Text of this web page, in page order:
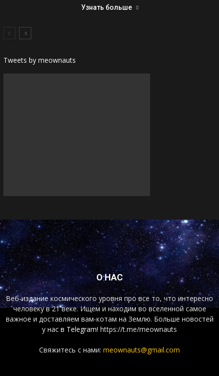
Узнать больше
Tweets by meownauts
О НАС
Веб-издание космического уровня про все то, что интересно
человеку в 21 веке. Ищем и находим во вселенной самое
важное и доставляем вам-котам на Землю. Больше новостей
у нас в Telegram! https://t.me/meownauts
Свяжитесь с нами: meownauts@gmail.com